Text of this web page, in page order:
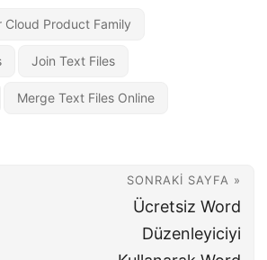
Cloud Product Family
Join Text Files
Merge Text Files Online
SONRAKI SAYFA »
Ücretsiz Word
Düzenleyiciyi